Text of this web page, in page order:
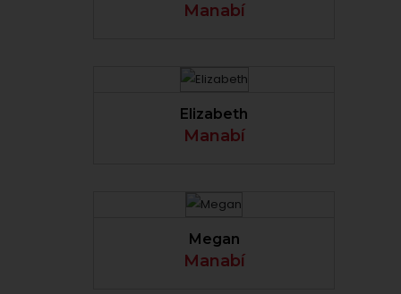
Manabí
Elizabeth
Manabí
Megan
Manabí